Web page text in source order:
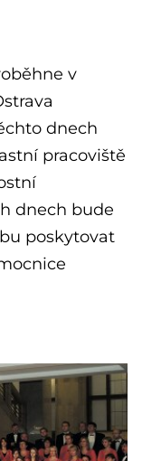
v
dnech
pracoviště
dnech bude
poskytovat